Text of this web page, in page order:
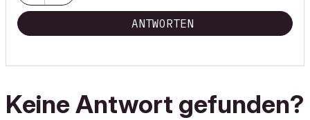
ANTWORTEN
Keine Antwort gefunden?